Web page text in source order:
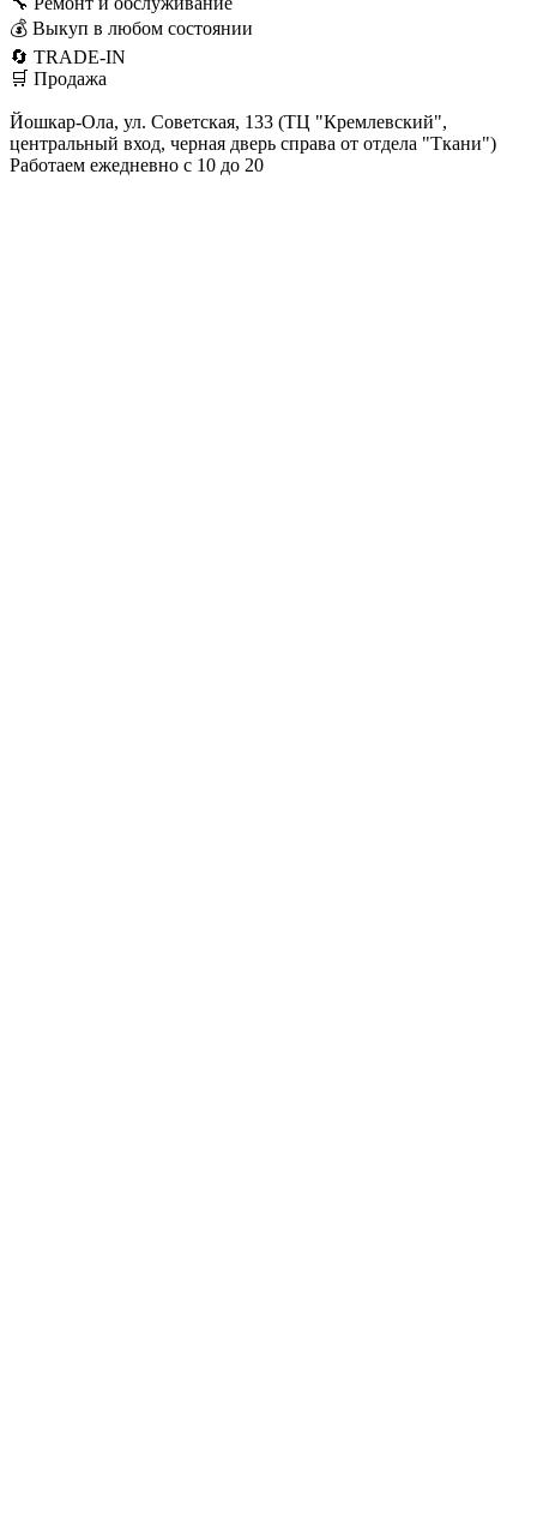
💰 Выкуп в любом состоянии
🔄 TRADE-IN
🛒 Продажа
Йошкар-Ола, ул. Советская, 133 (ТЦ "Кремлевский",
центральный вход, черная дверь справа от отдела "Ткани")
Работаем ежедневно с 10 до 20